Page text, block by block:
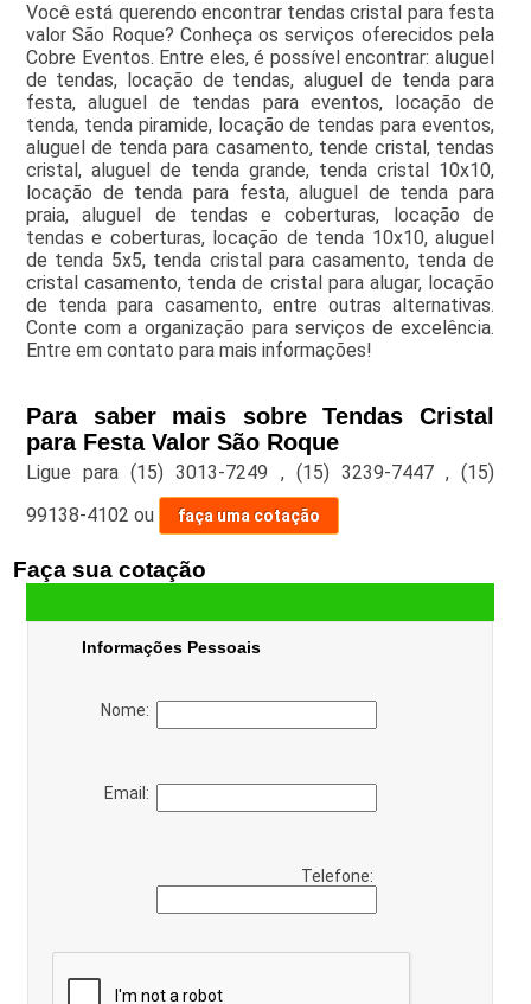
Você está querendo encontrar tendas cristal para festa
valor São Roque? Conheça os serviços oferecidos pela
Cobre Eventos. Entre eles, é possível encontrar: aluguel
de tendas, locação de tendas, aluguel de tenda para
festa, aluguel de tendas para eventos, locação de
tenda, tenda piramide, locação de tendas para eventos,
aluguel de tenda para casamento, tende cristal, tendas
cristal, aluguel de tenda grande, tenda cristal 10x10,
locação de tenda para festa, aluguel de tenda para
praia, aluguel de tendas e coberturas, locação de
tendas e coberturas, locação de tenda 10x10, aluguel
de tenda 5x5, tenda cristal para casamento, tenda de
cristal casamento, tenda de cristal para alugar, locação
de tenda para casamento, entre outras alternativas.
Conte com a organização para serviços de excelência.
Entre em contato para mais informações!
Para saber mais sobre Tendas Cristal
para Festa Valor São Roque
Ligue para(15) 3013-7249 , (15) 3239-7447 ,(15)
99138-4102 ou faça uma cotação
Faça sua cotação
Informações Pessoais
Nome:
Email:
Telefone: